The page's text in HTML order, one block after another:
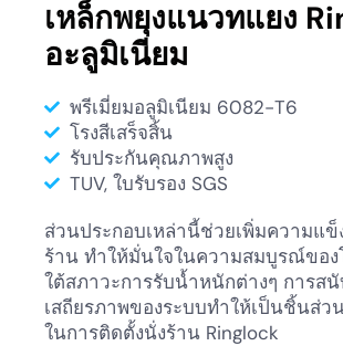
เหล็กพยุงแนวทแยง
อะลูมิเนียม
พรีเมี่ยมอลูมิเนียม 6082-T6
โรงสีเสร็จสิ้น
รับประกันคุณภาพสูง
TUV, ใบรับรอง SGS
ส่วนประกอบเหล่านี้ช่วยเพิ่มความแข็
ร้าน ทำให้มั่นใจในความสมบูรณ์ของ
ใต้สภาวะการรับน้ำหนักต่างๆ การส
เสถียรภาพของระบบทำให้เป็นชิ้นส่ว
ในการติดตั้งนั่งร้าน Ringlock